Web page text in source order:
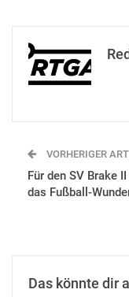
VORHERIGER
Für den SV Brake
das Fußball-
Das könnte dir